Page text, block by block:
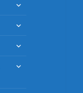
меню
раскрыть
меню
раскрыть
меню
раскрыть
меню
раскрыть